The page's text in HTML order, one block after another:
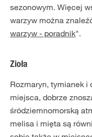
sezonowym. Więcej
warzyw można
warzyw - poradnik".
Zioła
Rozmaryn, tymianek i
miejsca, dobrze
śródziemnomorską
melisa i mięta są